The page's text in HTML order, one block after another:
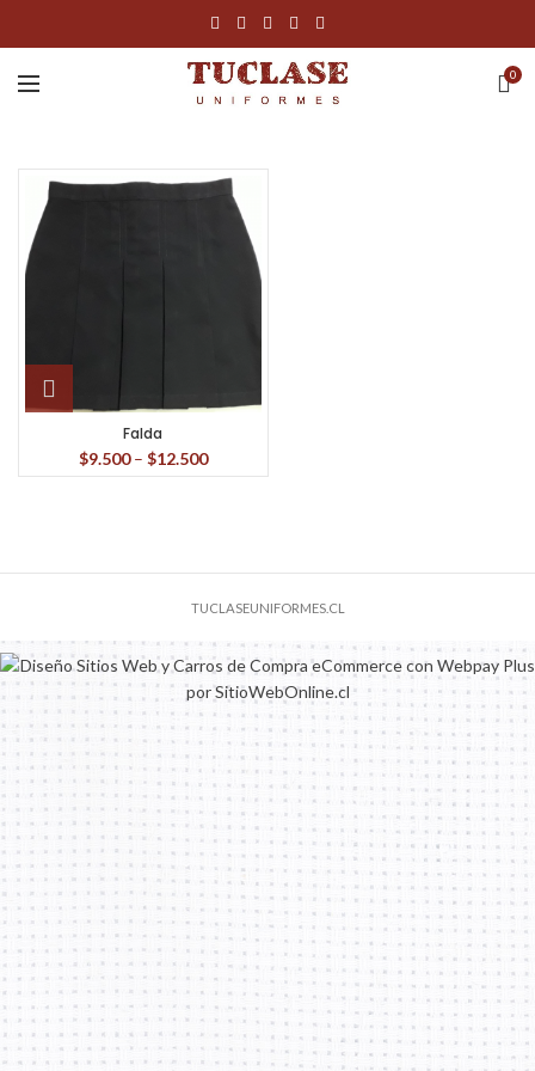
0
Falda
$9.500– $12.500
TUCLASEUNIFORMES.CL